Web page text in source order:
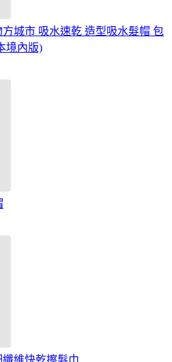
城市 吸水速乾 造型吸水髮帽 包
境內版)